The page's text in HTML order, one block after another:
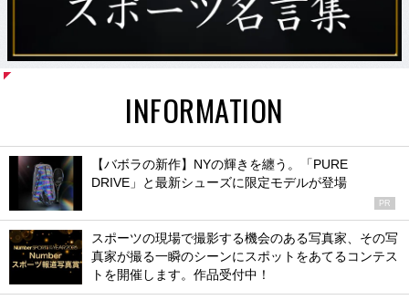
INFORMATION
【バボラの新作】NYの輝きを纏う。「PURE
DRIVE」と最新シューズに限定モデルが登場
PR
スポーツの現場で撮影する機会のある写真家、その写
真家が撮る一瞬のシーンにスポットをあてるコンテス
トを開催します。作品受付中！